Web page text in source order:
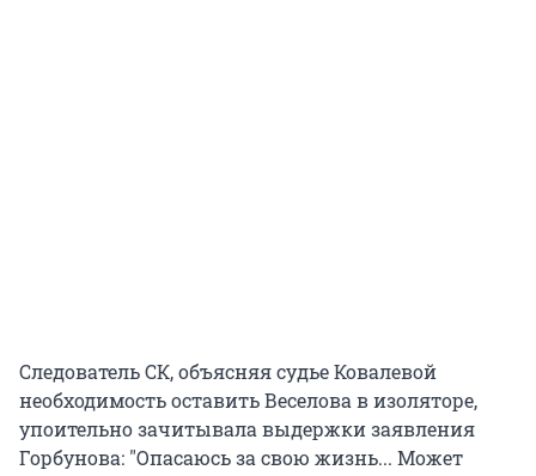
Следователь СК, объясняя судье Ковалевой
необходимость оставить Веселова в изоляторе,
упоительно зачитывала выдержки заявления
Горбунова: "Опасаюсь за свою жизнь... Может